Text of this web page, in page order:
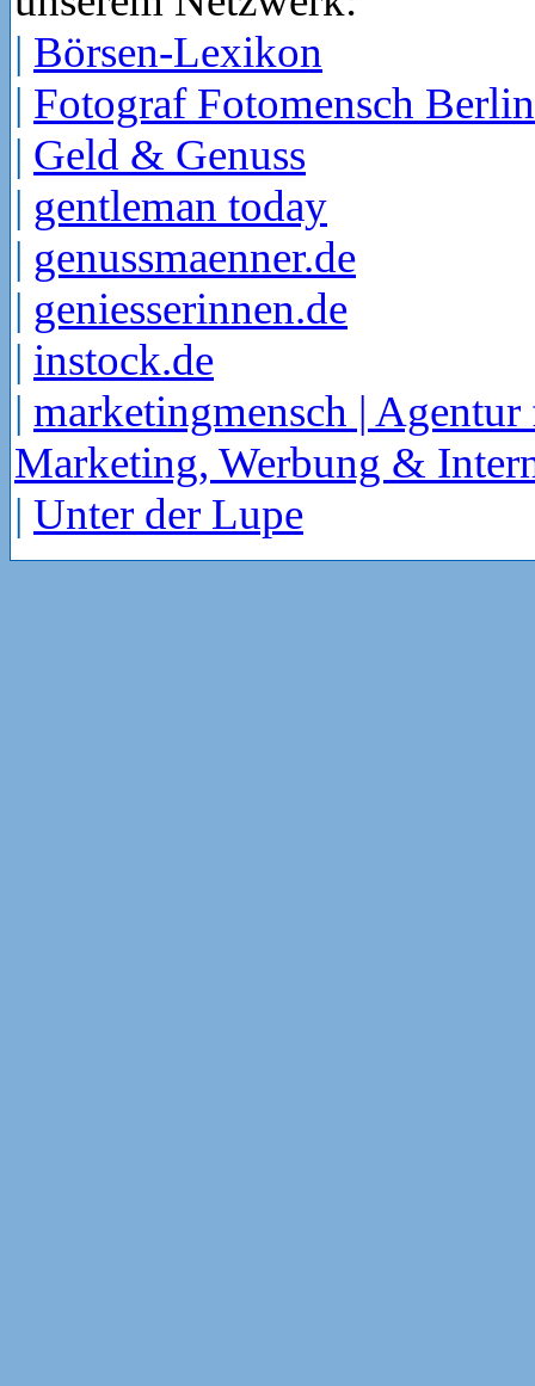
| Börsen-Lexikon
| Fotograf Fotomensch Berlin
| Geld & Genuss
| gentleman today
| genussmaenner.de
| geniesserinnen.de
| instock.de
| marketingmensch | Agentur
Marketing, Werbung &
| Unter der Lupe